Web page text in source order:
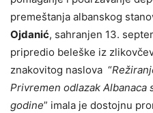
premeštanja albanskog
Ojdanić, sahranjen 13.
pripredio beleške iz
znakovitog naslova “
Privremen odlazak Albanaca
godine” imala je dostojnu